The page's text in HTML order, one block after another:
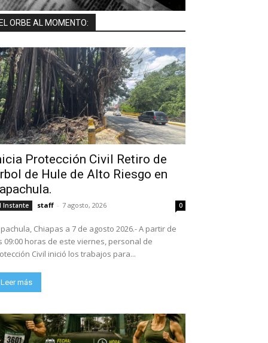
ORBE AL MOMENTO:
Protección Civil Retiro de
de Hule de Alto Riesgo en
Instante staff - 7 agosto, 2026 0
Chiapas a 7 de agosto 2026.- A partir de
09:00 horas de este viernes, personal de
Civil inició los trabajos para...
Leer más